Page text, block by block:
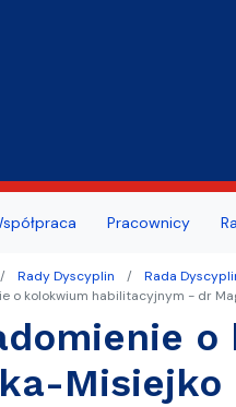
oceny pracowniczej
z działalności wydziału
UG
dziekanatu
Pracownicy
Rady Dyscyplin Rada
o kolokwium habilitacyjnym - dr
Misiejko